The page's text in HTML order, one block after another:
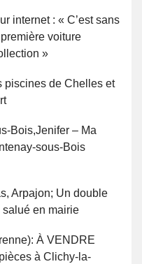
internet : « C’est sans
voiture
»
piscines de Chelles et
Bois,Jenifer – Ma
sous-Bois
Arpajon; Un double
en mairie
À VENDRE
à Clichy-la-